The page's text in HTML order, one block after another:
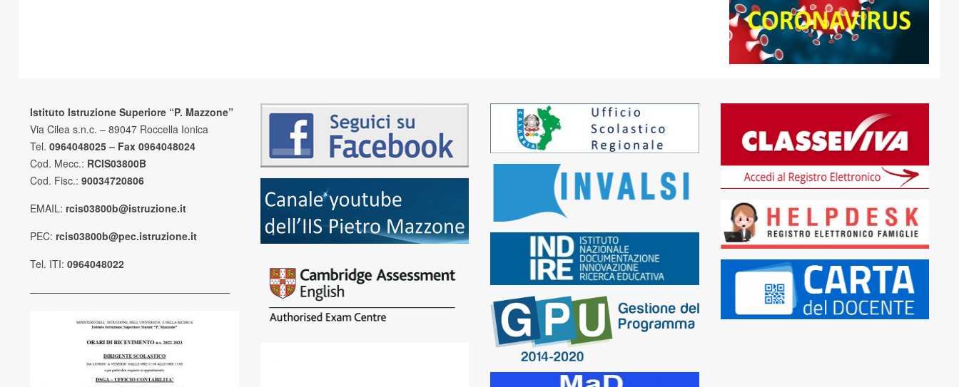
Istituto Istruzione Superiore “P. Mazzone”
Via Cilea s.n.c. – 89047 Roccella Ionica
Tel. 0964048025 – Fax 0964048024
Cod. Mecc.: RCIS03800B
Cod. Fisc.: 90034720806
EMAIL: rcis03800b@istruzione.it
PEC: rcis03800b@pec.istruzione.it
Tel. ITI: 0964048022
————————————————————